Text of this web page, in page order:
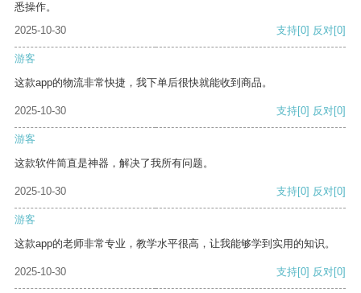
悉操作。
2025-10-30
支持[0] 反对[0]
游客
这款app的物流非常快捷，我下单后很快就能收到商品。
2025-10-30 支持[0] 反对[0]
游客
这款软件简直是神器，解决了我所有问题。
2025-10-30 支持[0] 反对[0]
游客
这款app的老师非常专业，教学水平很高，让我能够学到实用的知识。
2025-10-30 支持[0] 反对[0]